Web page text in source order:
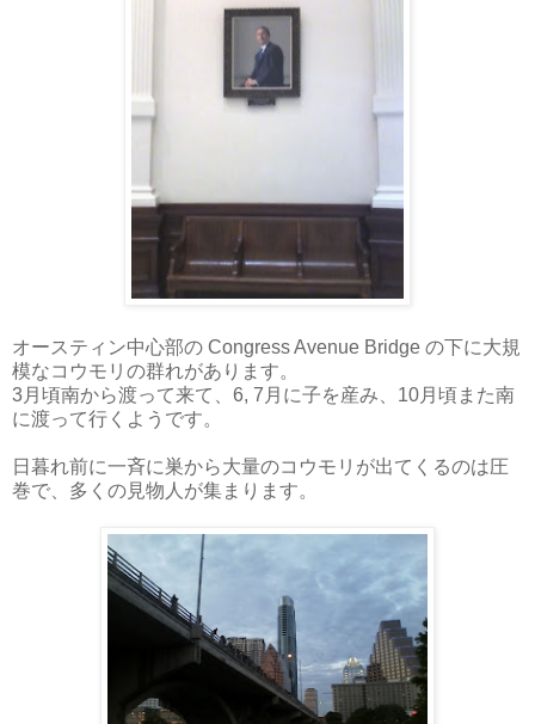
オースティン中心部の Congress Avenue Bridge の下に大規
模なコウモリの群れがあります。
3月頃南から渡って来て、6, 7月に子を産み、10月頃また南
に渡って行くようです。
日暮れ前に一斉に巣から大量のコウモリが出てくるのは圧
巻で、多くの見物人が集まります。